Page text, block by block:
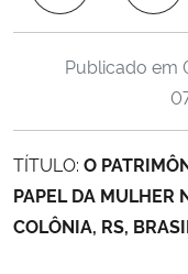
Ministério de Minas e Energia
Ministério da Ciência,
Ministério do Meio Ambiente
Publicado em
TÍTULO: O
PAPEL DA MULHER
COLÔNIA, RS,